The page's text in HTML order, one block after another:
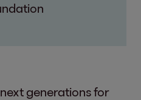
generations for